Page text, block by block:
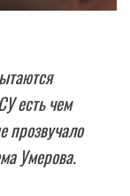
есть чем
прозвучало
Умерова.